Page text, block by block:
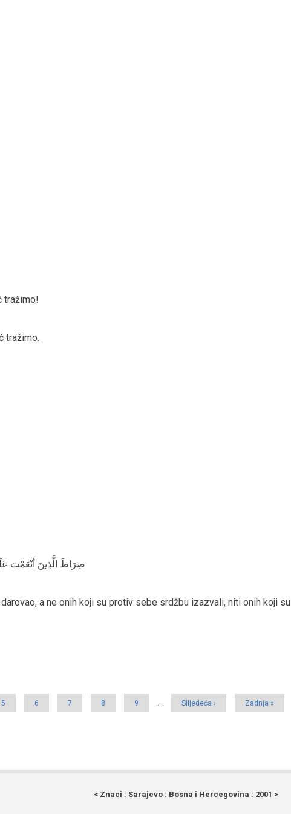
tražimo!
tražimo.
صِرَاطَ الَّذِينَ أَنْعَمْتَ
a ne onih koji su protiv sebe srdžbu izazvali, niti onih koji su
Page
5 Page
6 Page
7 Page
8 Page
9 …
Next
page
Slijedeća ›
Last
page
Zadnja »
< Znaci : Sarajevo : Bosna i Hercegovina : 2001 >